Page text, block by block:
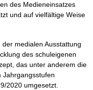
des Medieneinsatzes
und auf vielfältige Weise
medialen Ausstattung
des schuleigenen
das unter anderem die
Jahrgangsstufen
2020 umgesetzt.